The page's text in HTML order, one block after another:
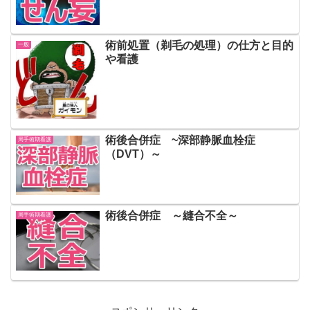
一般
術前処置（剃毛の処理）の仕方と目的
や看護
周手術期看護
術後合併症 ~深部静脈血栓症
（DVT）～
周手術期看護 術後合併症 ～縫合不全～